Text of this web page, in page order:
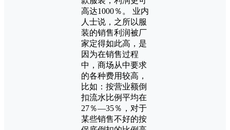
高达1000％。 业内
人士说，之所以服
装的销售利润被厂
家定得如此高，是
因为在销售过程
中，商场从中要求
的各种费用较高，
比如：按营业额倒
扣流水比例平均在
27％—35％，对于
某些销售不好的按